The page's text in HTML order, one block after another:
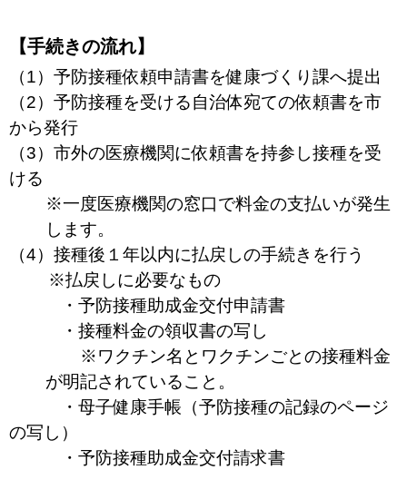
【手続きの流れ】
（1）予防接種依頼申請書を健康づくり課へ提出
（2）予防接種を受ける自治体宛ての依頼書を市
から発行
（3）市外の医療機関に依頼書を持参し接種を受
ける
※一度医療機関の窓口で料金の支払いが発生
します。
（4）接種後１年以内に払戻しの手続きを行う
※払戻しに必要なもの
・予防接種助成金交付申請書
・接種料金の領収書の写し
※ワクチン名とワクチンごとの接種料金
が明記されていること。
・母子健康手帳（予防接種の記録のページ
の写し）
・予防接種助成金交付請求書